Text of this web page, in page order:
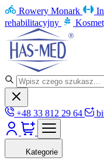
Rowery Monark
rehabilitacyjny
+48 33 812 29 64
Kategorie